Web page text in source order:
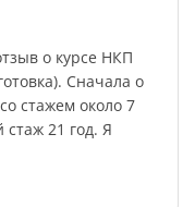
о курсе НКП
Сначала о
стажем около 7
стаж 21 год. Я